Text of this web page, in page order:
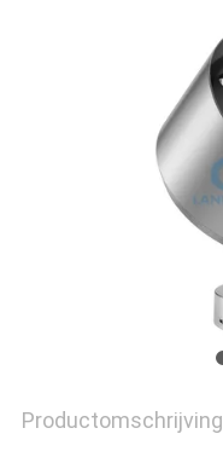
Productomschrijving